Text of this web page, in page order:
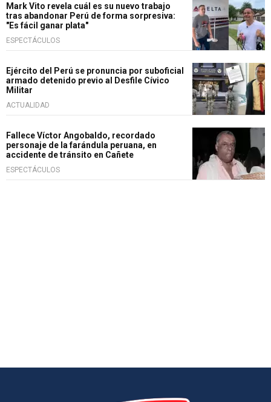
Mark Vito revela cuál es su nuevo trabajo
tras abandonar Perú de forma sorpresiva:
"Es fácil ganar plata"
ESPECTÁCULOS
Ejército del Perú se pronuncia por suboficial
armado detenido previo al Desfile Cívico
Militar
ACTUALIDAD
Fallece Víctor Angobaldo, recordado
personaje de la farándula peruana, en
accidente de tránsito en Cañete
ESPECTÁCULOS